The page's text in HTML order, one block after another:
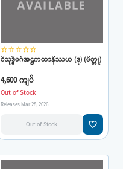
star_borderstar_borderstar_borderstar_borderstar_border
ဝိသုဒ္ဓိမဂ်အဌကထာနိဿယ (ဒု) (မိတ္တူ)
4,600 ကျပ်
Out of Stock
Releases Mar 28, 2026
Out of Stock favorite_border